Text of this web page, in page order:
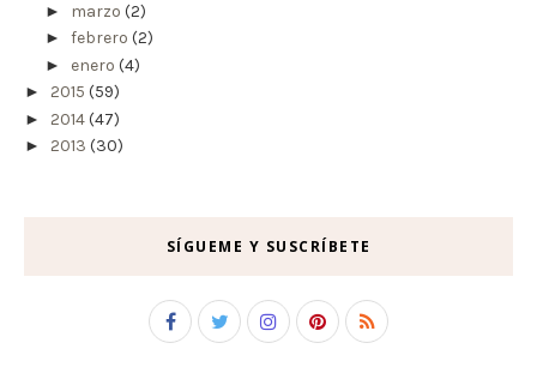
► marzo (2)
► febrero (2)
► enero (4)
► 2015 (59)
► 2014(47)
► 2013 (30)
SÍGUEME Y SUSCRÍBETE